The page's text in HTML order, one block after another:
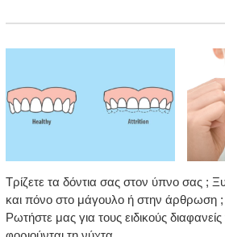
Τρίζετε τα δόντια σας στον ύπνο σας ;
και πόνο στο μάγουλο ή στην άρθρωση ;
Ρωτήστε μας για τους ειδικούς